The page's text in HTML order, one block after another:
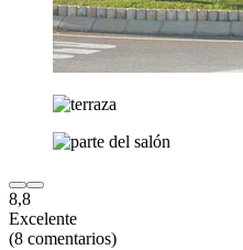
8,8
Excelente
(8 comentarios)